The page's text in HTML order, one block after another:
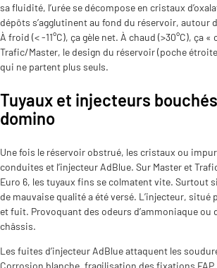
sa fluidité, l’urée se décompose en cristaux
dépôts s’agglutinent au fond du réservoir, autour
À froid (< -11°C), ça gèle net. À chaud (>30°C), ça
Trafic/Master, le design du réservoir (poche
qui ne partent plus seuls.
Tuyaux et injecteurs
domino
Une fois le réservoir obstrué, les cristaux ou
conduites et l’injecteur AdBlue. Sur Master et
Euro 6, les tuyaux fins se colmatent vite. Surtout
de mauvaise qualité a été versé. L’injecteur, situé
et fuit. Provoquant des odeurs d’ammoniaque ou
châssis.
Les fuites d’injecteur AdBlue attaquent les
Corrosion blanche, fragilisation des fixations